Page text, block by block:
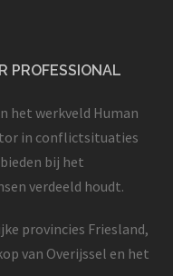
PROFESSIONAL
het werkveld Human
in conflictsituaties
bij het
verdeeld houdt.
provincies Friesland,
van Overijssel en het